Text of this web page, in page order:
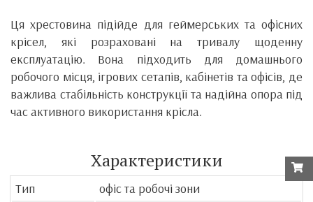
Ця хрестовина підійде для геймерських та офісних
крісел, які розраховані на тривалу щоденну
експлуатацію. Вона підходить для домашнього
робочого місця, ігрових сетапів, кабінетів та офісів, де
важлива стабільність конструкції та надійна опора під
час активного використання крісла.
Характеристики
Тип
офіс та робочі зони